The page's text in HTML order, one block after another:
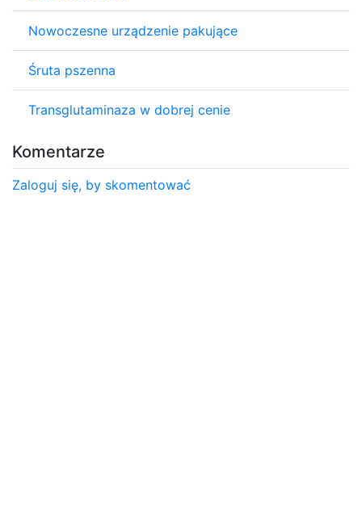
Nowoczesne urządzenie pakujące
Śruta pszenna
Transglutaminaza w dobrej cenie
Komentarze
Zaloguj się, by skomentować